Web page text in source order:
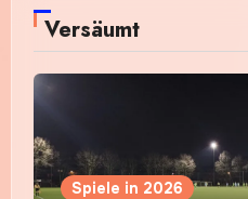
Versäumt
Spiele in 2026